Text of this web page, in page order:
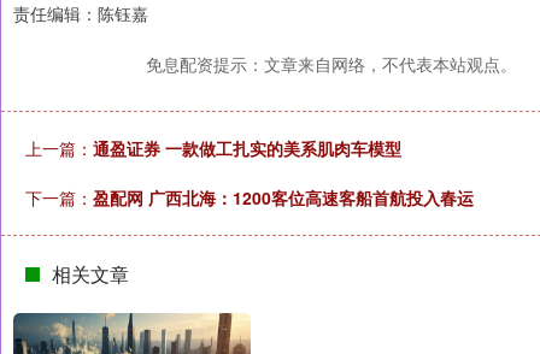
责任编辑：陈钰嘉
免息配资提示：文章来自网络，不代表本站观点。
上一篇： 通盈证券 一款做工扎实的美系肌肉车模型
下一篇： 盈配网 广西北海：1200客位高速客船首航投入春运
相关文章